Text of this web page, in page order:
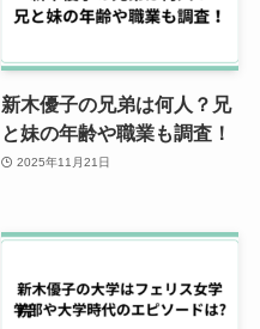
新木優子の兄弟は何人？兄
と妹の年齢や職業も調査！
2025年11月21日